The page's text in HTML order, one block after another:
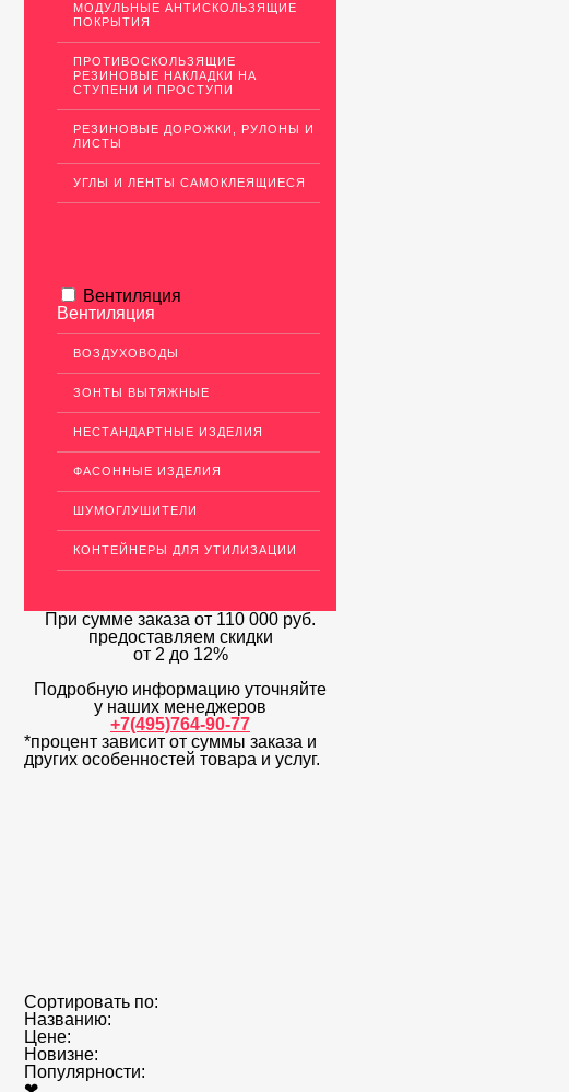
МОДУЛЬНЫЕ АНТИСКОЛЬЗЯЩИЕ
ПОКРЫТИЯ
ПРОТИВОСКОЛЬЗЯЩИЕ
РЕЗИНОВЫЕ НАКЛАДКИ НА
СТУПЕНИ И ПРОСТУПИ
РЕЗИНОВЫЕ ДОРОЖКИ, РУЛОНЫ И
ЛИСТЫ
УГЛЫ И ЛЕНТЫ САМОКЛЕЯЩИЕСЯ
Вентиляция
Вентиляция
ВОЗДУХОВОДЫ
ЗОНТЫ ВЫТЯЖНЫЕ
НЕСТАНДАРТНЫЕ ИЗДЕЛИЯ
ФАСОННЫЕ ИЗДЕЛИЯ
ШУМОГЛУШИТЕЛИ
КОНТЕЙНЕРЫ ДЛЯ УТИЛИЗАЦИИ
При сумме заказа от 110 000 руб.
предоставляем скидки
от 2 до 12%
Подробную информацию уточняйте
у наших менеджеров
+7(495)764-90-77
*процент зависит от суммы заказа и
других особенностей товара и услуг.
Сортировать по:
Названию:
Цене:
Новизне:
Популярности: